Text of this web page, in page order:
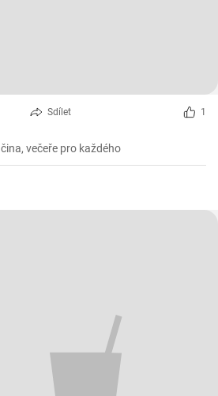
Sdílet 1
večeře pro každého